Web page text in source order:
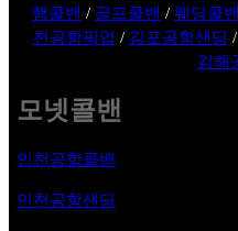
행콜밴 / 골프콜밴 / 웨딩콜밴
천공항픽업 / 김포공항샌딩 /
김해
모넷콜밴
인천공항콜밴
인천공항샌딩